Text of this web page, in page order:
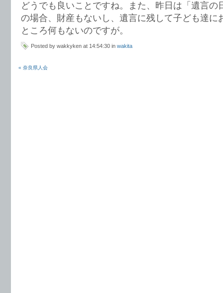
どうでも良いことですね。また、昨日は「遺言の
の場合、財産もないし、遺言に残して子ども達に
ところ何もないのですが。
Posted by wakkyken at 14:54:30 in wakita
« 奈良県人会